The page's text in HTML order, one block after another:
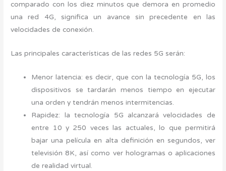
comparado con los diez minutos que demora en promedio
una red 4G, significa un avance sin precedente en las
velocidades de conexión.
Las principales características de las redes 5G serán:
Menor latencia: es decir, que con la tecnología 5G, los
dispositivos se tardarán menos tiempo en ejecutar
una orden y tendrán menos intermitencias.
Rapidez: la tecnología 5G alcanzará velocidades de
entre 10 y 250 veces las actuales, lo que permitirá
bajar una película en alta definición en segundos, ver
televisión 8K, así como ver hologramas o aplicaciones
de realidad virtual.